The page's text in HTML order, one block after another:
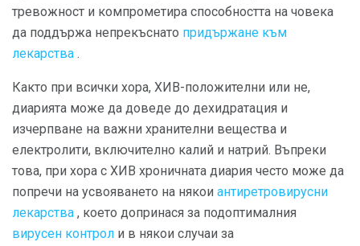
тревожност и компрометира способността на човека
да поддържа непрекъснато придържане към
лекарства .
Както при всички хора, ХИВ-положителни или не,
диарията може да доведе до дехидратация и
изчерпване на важни хранителни вещества и
електролити, включително калий и натрий. Въпреки
това, при хора с ХИВ хроничната диария често може да
попречи на усвояването на някои антиретровирусни
лекарства , което допринася за подоптималния
вирусен контрол и в някои случаи за